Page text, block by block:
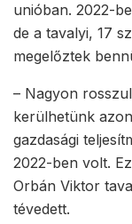
unióban. 2022-
de a tavalyi, 17
megelőztek
– Nagyon
kerülhetünk
gazdasági
2022-ben volt.
Orbán Viktor
tévedett.